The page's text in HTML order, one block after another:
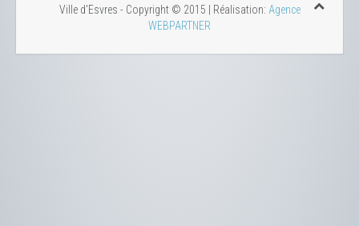
Ville d'Esvres - Copyright © 2015 | Réalisation: Agence
WEBPARTNER